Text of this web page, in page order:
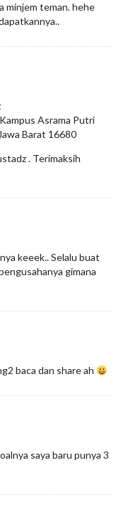
minjem teman. hehe
Asrama Putri
Barat 16680
. Terimaksih
keeek.. Selalu buat
gimana
baca dan share ah
saya baru punya 3